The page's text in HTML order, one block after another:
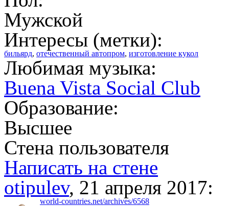
Мужской
Интересы (метки):
бильярд, отечественный автопром, изготовление кукол
Любимая музыка:
Buena Vista Social Club
Образование:
Высшее
Стена пользователя
Написать на стене
otipulev, 21 апреля 2017:
world-countries.net/archives/6568